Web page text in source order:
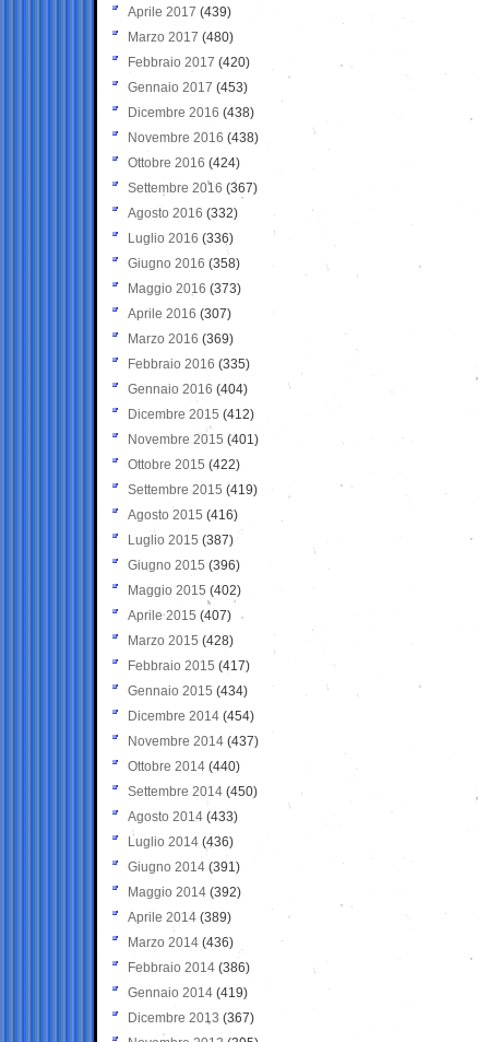
Aprile 2017 (439)
Marzo 2017 (480)
Febbraio 2017 (420)
Gennaio 2017 (453)
Dicembre 2016 (438)
Novembre 2016 (438)
Ottobre 2016 (424)
Settembre 2016 (367)
Agosto 2016 (332)
Luglio 2016 (336)
Giugno 2016 (358)
Maggio 2016 (373)
Aprile 2016 (307)
Marzo 2016 (369)
Febbraio 2016 (335)
Gennaio 2016 (404)
Dicembre 2015 (412)
Novembre 2015 (401)
Ottobre 2015 (422)
Settembre 2015 (419)
Agosto 2015 (416)
Luglio 2015 (387)
Giugno 2015 (396)
Maggio 2015 (402)
Aprile 2015 (407)
Marzo 2015 (428)
Febbraio 2015 (417)
Gennaio 2015 (434)
Dicembre 2014 (454)
Novembre 2014 (437)
Ottobre 2014 (440)
Settembre 2014 (450)
Agosto 2014 (433)
Luglio 2014 (436)
Giugno 2014 (391)
Maggio 2014 (392)
Aprile 2014 (389)
Marzo 2014 (436)
Febbraio 2014 (386)
Gennaio 2014 (419)
Dicembre 2013 (367)